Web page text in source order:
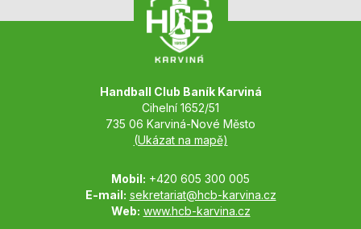
Handball Club Baník Karviná
Cihelní 1652/51
735 06 Karviná-Nové Město
(Ukázat na mapě)
Mobil: +420 605 300 005
E-mail: sekretariat@hcb-karvina.cz
Web: www.hcb-karvina.cz